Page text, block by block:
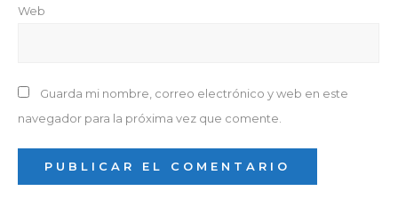
Web
Guarda mi nombre, correo electrónico y web en este
navegador para la próxima vez que comente.